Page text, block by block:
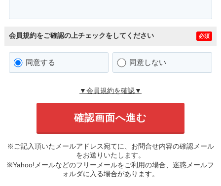
会員規約をご確認の上チェックをしてください 必須
同意する 同意しない
▼会員規約を確認▼
※ご記入頂いたメールアドレス宛てに、お問合せ内容の確認メール
をお送りいたします。
※Yahoo!メールなどのフリーメールをご利用の場合、迷惑メールフ
ォルダに入る場合があります。